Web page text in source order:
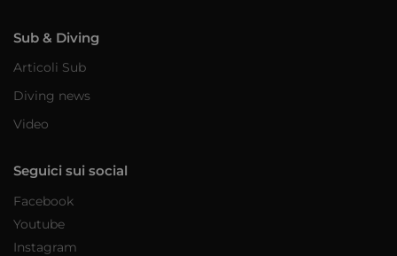
Sub & Diving
Articoli Sub
Diving news
Video
Seguici sui social
Facebook
Youtube
Instagram